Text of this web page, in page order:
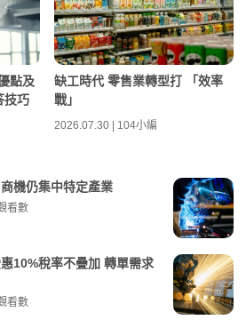
點及
技巧
缺工時代 零售業轉型打 「效率
戰」
2026.07.30 | 104小編
機仍集中特定產業
看數
10%稅率不疊加 轉單需求
看數